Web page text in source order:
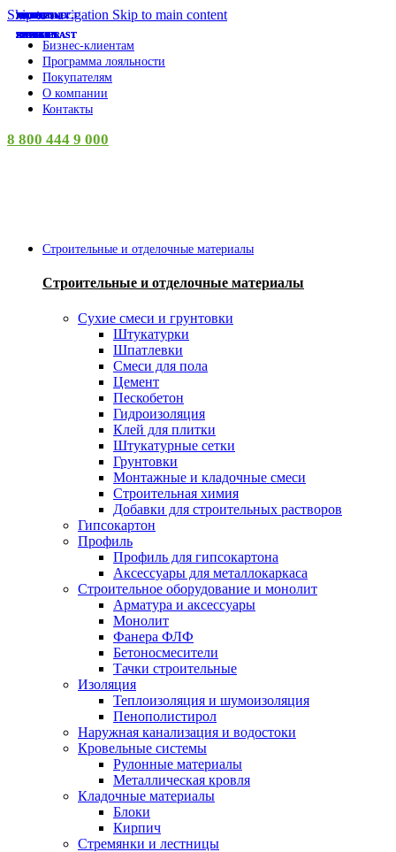
Skip to navigation Skip to main content
Бизнес-клиентам
Программа лояльности
Покупателям
О компании
Контакты
8 800 444 9 000
Строительные и отделочные материалы
Строительные и отделочные материалы
Сухие смеси и грунтовки
Штукатурки
Шпатлевки
Смеси для пола
Цемент
Пескобетон
Гидроизоляция
Клей для плитки
Штукатурные сетки
Грунтовки
Монтажные и кладочные смеси
Строительная химия
Добавки для строительных растворов
Гипсокартон
Профиль
Профиль для гипсокартона
Аксессуары для металлокаркаса
Строительное оборудование и монолит
Арматура и аксессуары
Монолит
Фанера ФЛФ
Бетоносмесители
Тачки строительные
Изоляция
Теплоизоляция и шумоизоляция
Пенополистирол
Наружная канализация и водостоки
Кровельные системы
Рулонные материалы
Металлическая кровля
Кладочные материалы
Блоки
Кирпич
Стремянки и лестницы
TECH-KREP
СУПЕР-ЦЕНА
LADECOR
СУПЕР-ЦЕНА
INGREEN
СУПЕР-ЦЕНА
INGREEN
СУПЕР-ЦЕНА
INGREEN
СУПЕР-ЦЕНА
INGREEN
СУПЕР-ЦЕНА
VETTA
СУПЕР-ЦЕНА
ЛУГА
СУПЕР-ЦЕНА
SPARK PLAST
СУПЕР-ЦЕНА
SPARK PLAST
СУПЕР-ЦЕНА
SPARK PLAST
СУПЕР-ЦЕНА
AZARIO
СУПЕР-ЦЕНА
НАКРЕПКО
ISVET
ISVET
ISVET
ISVET
ISVET
ISVET
ISVET
PROCONNECT
АНИ ПЛАСТ
КУРС
EKF